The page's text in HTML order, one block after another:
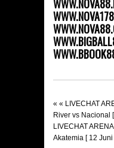
« « LIVECHAT
River vs Nacional
LIVECHAT
Akatemia [ 12 Juni